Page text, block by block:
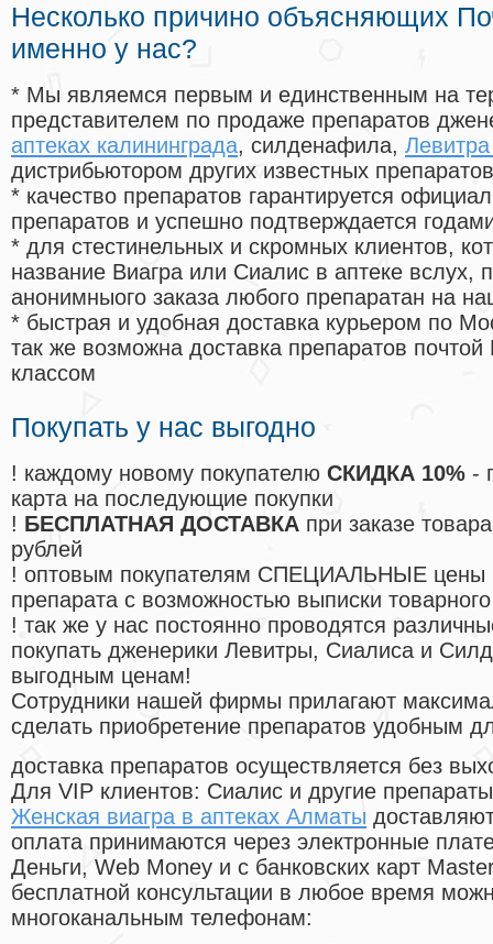
Несколько причино объясняющих
именно у нас?
* Мы являемся первым и единственным на
представителем по продаже препаратов
аптеках калининграда, силденафила,
дистрибьютором других известных препаратов
* качество препаратов гарантируется
препаратов и успешно подтверждается
* для стестинельных и скромных клиентов,
название Виагра или Сиалис в аптеке вслух,
анонимныого заказа любого препаратан на
* быстрая и удобная доставка курьером по
так же возможна доставка препаратов
классом
Покупать у нас выгодно
! каждому новому покупателю СКИДКА 10% -
карта на последующие покупки
! БЕСПЛАТНАЯ ДОСТАВКА при заказе
рублей
! оптовым покупателям СПЕЦИАЛЬНЫЕ цены
препарата с возможностью выписки
! так же у нас постоянно проводятся
покупать дженерики Левитры, Сиалиса и
выгодным ценам!
Cотрудники нашей фирмы прилагают
сделать приобретение препаратов удобным
доставка препаратов осуществляется без
Для VIP клиентов: Сиалис и другие
Женская виагра в аптеках Алматы
оплата принимаются через электронные
Деньги, Web Money и с банковских карт
бесплатной консультации в любое время
многоканальным телефонам: